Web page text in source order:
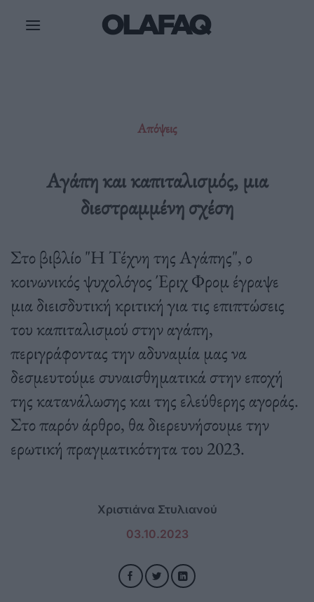
Απόψεις
Αγάπη και καπιταλισμός, μια
διεστραμμένη σχέση
Στο βιβλίο "Η Τέχνη της Αγάπης", ο
κοινωνικός ψυχολόγος Έριχ Φρομ έγραψε
μια διεισδυτική κριτική για τις επιπτώσεις
του καπιταλισμού στην αγάπη,
περιγράφοντας την αδυναμία μας να
δεσμευτούμε συναισθηματικά στην εποχή
της κατανάλωσης και της ελεύθερης αγοράς.
Στο παρόν άρθρο, θα διερευνήσουμε την
ερωτική πραγματικότητα του 2023.
Χριστιάνα Στυλιανού
03.10.2023